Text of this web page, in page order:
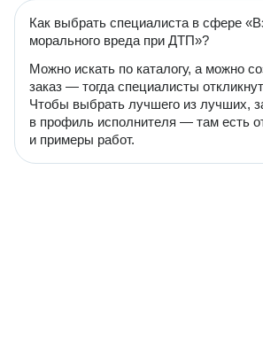
Как выбрать специалиста в сфере
морального вреда при ДТП»?
Можно искать по каталогу, а можно
заказ — тогда специалисты
Чтобы выбрать лучшего из лучших,
в профиль исполнителя — там есть
и примеры работ.